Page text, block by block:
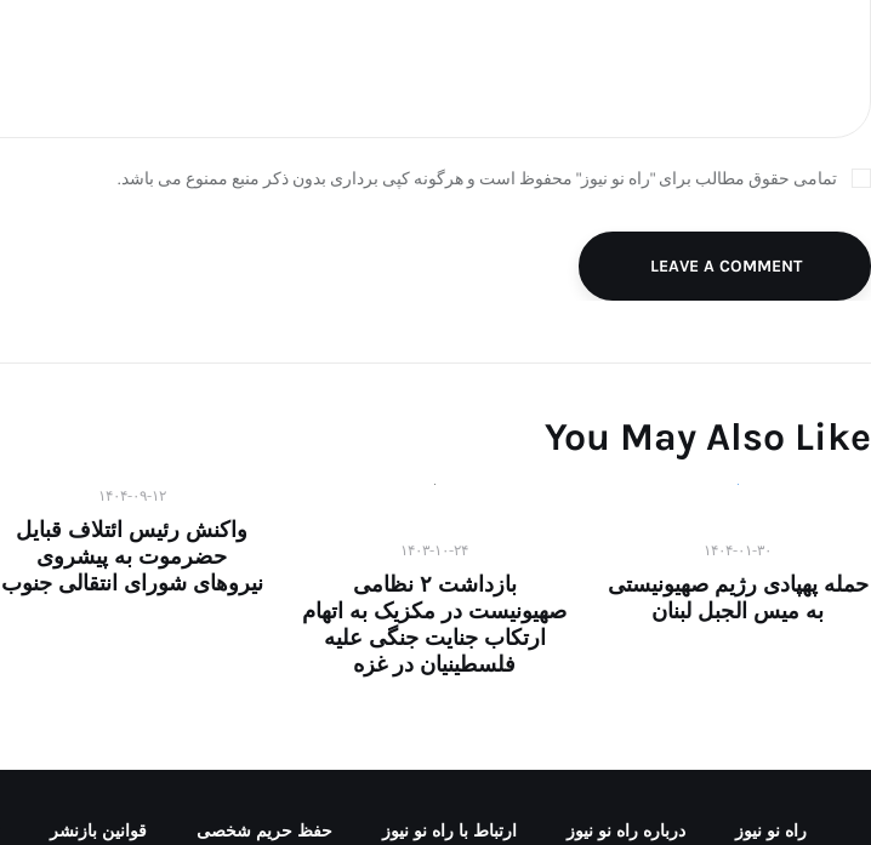
تمامی حقوق مطالب برای "راه نو نیوز" محفوظ است و هرگونه کپی برداری بدون ذکر منبع ممنوع می باشد.
LEAVE A COMMENT
You May Also Like
۱۴۰۴-۰۱-۳۰
حمله پهپادی رژیم صهیونیستی
به میس الجبل لبنان
۱۴۰۳-۱۰-۲۴
بازداشت ۲ نظامی
صهیونیست در مکزیک به اتهام
ارتکاب جنایت جنگی علیه
فلسطینیان در غزه
۱۴۰۴-۰۹-۱۲
واکنش رئیس ائتلاف قبایل
حضرموت به پیشروی
نیروهای شورای انتقالی جنوب
راه نو نیوز درباره راه‌ نو نیوز ارتباط با راه‌ نو نیوز حفظ حریم شخصی قوانین بازنشر